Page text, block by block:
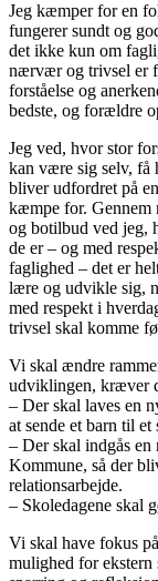
Jeg kæmper for en
fungerer sundt og
det ikke kun om
nærvær og trivsel er
forståelse og
bedste, og forældre
Jeg ved, hvor stor
kan være sig selv, få
bliver udfordret på
kæmpe for. Gennem
og botilbud ved jeg,
de er – og med
faglighed – det er
lære og udvikle sig,
med respekt i
trivsel skal komme
Vi skal ændre
udviklingen, kræver
– Der skal laves en
at sende et barn til et
– Der skal indgås
Kommune, så der
relationsarbejde.
– Skoledagene skal
Vi skal have fokus
mulighed for ekstern